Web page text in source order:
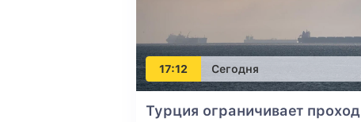
17:12 Сегодня
Турция ограничивает проход